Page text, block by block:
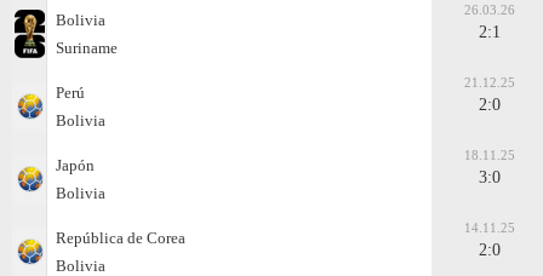
Bolivia
Suriname
26.03.26
2:1
Perú
Bolivia
21.12.25
2:0
Japón
Bolivia
18.11.25
3:0
República de Corea
Bolivia
14.11.25
2:0